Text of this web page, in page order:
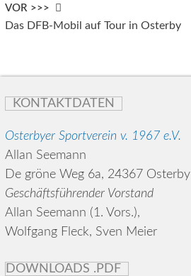
VOR >>>
Das DFB-Mobil auf Tour in Osterby
KONTAKTDATEN
Osterbyer Sportverein v. 1967 e.V.
Allan Seemann
De gröne Weg 6a, 24367 Osterby
Geschäftsführender Vorstand
Allan Seemann (1. Vors.),
Wolfgang Fleck, Sven Meier
DOWNLOADS .PDF